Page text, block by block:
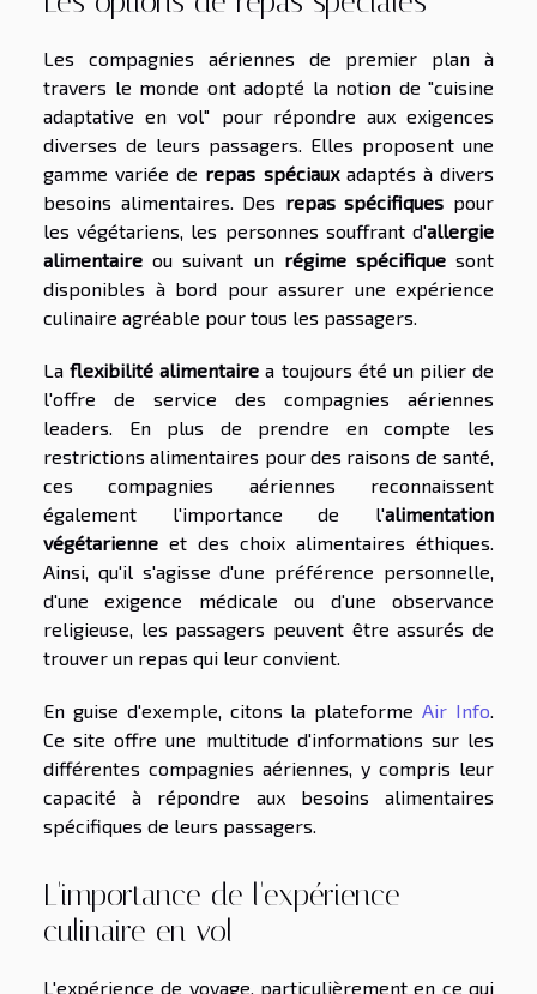
Les compagnies aériennes de premier plan à
travers le monde ont adopté la notion de "cuisine
adaptative en vol" pour répondre aux exigences
diverses de leurs passagers. Elles proposent une
gamme variée de repas spéciauxadaptés à divers
besoins alimentaires. Des repas spécifiques pour
les végétariens, les personnes souffrant d'allergie
alimentaire ou suivant un régime spécifiquesont
disponibles à bord pour assurer une expérience
culinaire agréable pour tous les passagers.
Laflexibilité alimentaire a toujours été un pilier de
l'offre de service des compagnies aériennes
leaders. En plus de prendre en compte les
restrictions alimentaires pour des raisons de santé,
ces compagnies aériennes reconnaissent
également l'importance de l'alimentation
végétarienne et des choix alimentaires éthiques.
Ainsi, qu'il s'agisse d'une préférence personnelle,
d'une exigence médicale ou d'une observance
religieuse, les passagers peuvent être assurés de
trouver un repas qui leur convient.
En guise d'exemple, citons la plateformeAir Info.
Ce site offre une multitude d'informations sur les
différentes compagnies aériennes, y compris leur
capacité à répondre aux besoins alimentaires
spécifiques de leurs passagers.
L'importance de l'expérience
culinaire en vol
L'expérience de voyage, particulièrement en ce qui